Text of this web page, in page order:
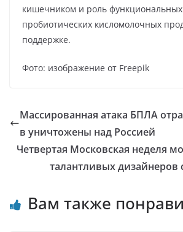
кишечником и роль функциональных
пробиотических кисломолочных
поддержке.
Фото: изображение от Freepik
Массированная атака БПЛА
в уничтожены над Россией
Четвертая Московская неделя
талантливых дизайнеров
Вам также